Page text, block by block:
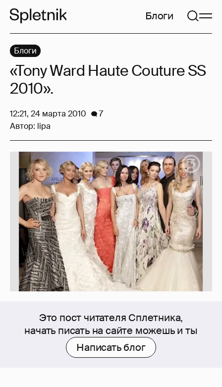
Блоги
Это пост читателя Сплетника,
начать писать на сайте можешь и ты
Написать блог
Блоги
«Tony Ward Haute Couture SS
2010».
12:21, 24 марта 2010
7
Автор: lipa